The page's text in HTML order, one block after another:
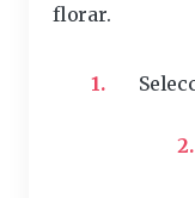
florar.